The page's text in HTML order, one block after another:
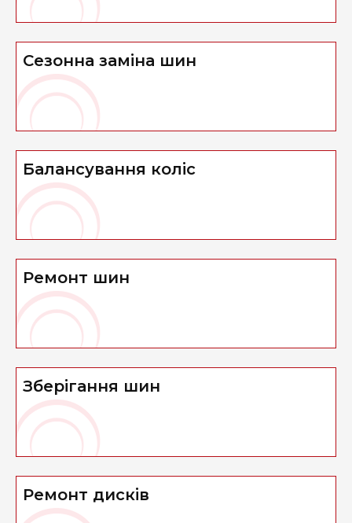
Сезонна заміна шин
Балансування коліс
Ремонт шин
Зберігання шин
Ремонт дисків